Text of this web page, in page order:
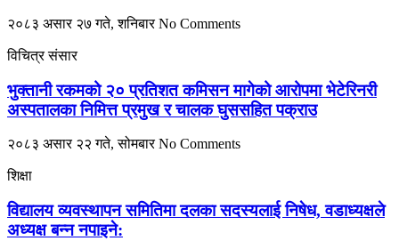
२०८३ असार २७ गते, शनिबारNo Comments
विचित्र संसार
भुक्तानी रकमको २० प्रतिशत कमिसन मागेको आरोपमा भेटेरिनरी
अस्पतालका निमित्त प्रमुख र चालक घुससहित पक्राउ
२०८३ असार २२ गते, सोमबारNo Comments
शिक्षा
विद्यालय व्यवस्थापन समितिमा दलका सदस्यलाई निषेध, वडाध्यक्षले
अध्यक्ष बन्न नपाइने: